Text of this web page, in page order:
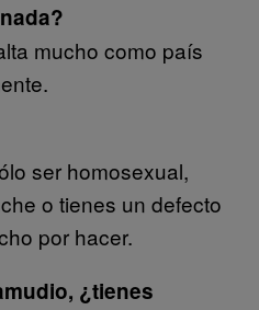
mucho como país
ser homosexual,
o tienes un defecto
por hacer.
¿tienes